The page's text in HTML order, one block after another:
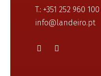
T.: +351 252 960 100
info@landeiro.pt